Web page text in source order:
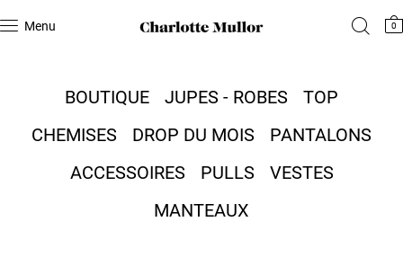
Menu 0
BOUTIQUE JUPES - ROBES
TOP
CHEMISES
DROP DU MOIS
PANTALONS
ACCESSOIRES
PULLS
VESTES
MANTEAUX